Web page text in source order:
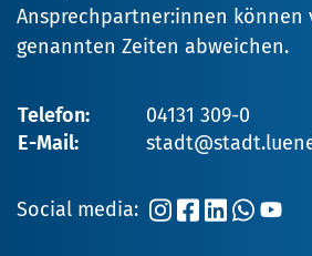
Ansprechpartner:innen können
genannten Zeiten abweichen.
Telefon:
04131 309-0
E-Mail:
Social media: